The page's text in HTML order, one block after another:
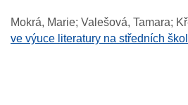
Mokrá, Marie; Valešová, Tamara;
ve výuce literatury na středních